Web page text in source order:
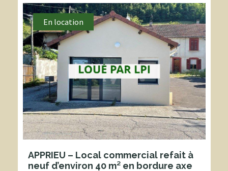
En location
APPRIEU – Local commercial refait à
neuf d’environ 40 m² en bordure axe